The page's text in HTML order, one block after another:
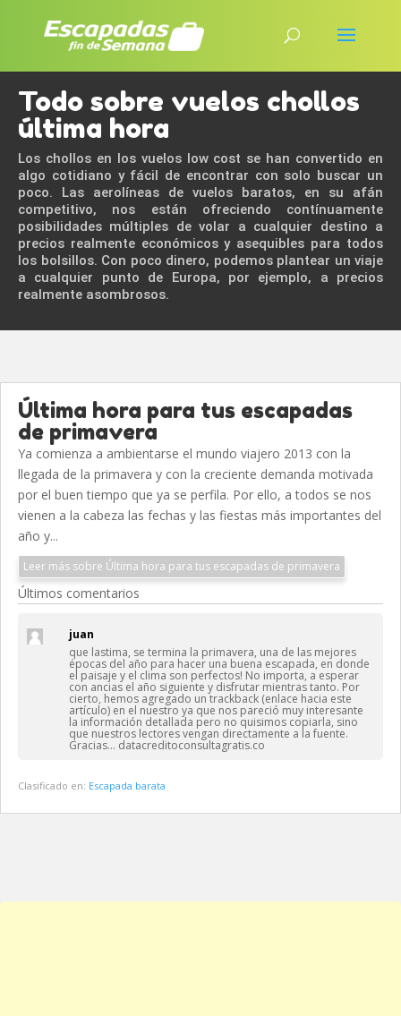
Todo sobre vuelos chollos
última hora
Los chollos en los vuelos low cost se han convertido en
algo cotidiano y fácil de encontrar con solo buscar un
poco. Las aerolíneas de vuelos baratos, en su afán
competitivo, nos están ofreciendo contínuamente
posibilidades múltiples de volar a cualquier destino a
precios realmente económicos y asequibles para todos
los bolsillos. Con poco dinero, podemos plantear un viaje
a cualquier punto de Europa, por ejemplo, a precios
realmente asombrosos.
Última hora para tus escapadas
de primavera
Ya comienza a ambientarse el mundo viajero 2013 con la
llegada de la primavera y con la creciente demanda motivada
por el buen tiempo que ya se perfila. Por ello, a todos se nos
vienen a la cabeza las fechas y las fiestas más importantes del
año y...
Leer más sobre Última hora para tus escapadas de primavera
Últimos comentarios
juan
que lastima, se termina la primavera, una de las mejores
épocas del año para hacer una buena escapada, en donde
el paisaje y el clima son perfectos! No importa, a esperar
con ancias el año siguiente y disfrutar mientras tanto. Por
cierto, hemos agregado un trackback (enlace hacia este
artículo) en el nuestro ya que nos pareció muy interesante
la información detallada pero no quisimos copiarla, sino
que nuestros lectores vengan directamente a la fuente.
Gracias… datacreditoconsultagratis.co
Clasificado en: Escapada barata